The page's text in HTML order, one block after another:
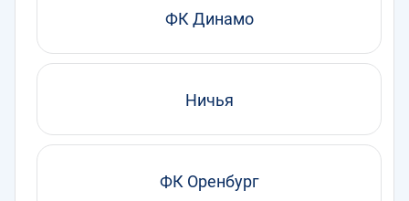
ФК Динамо
Ничья
ФК Оренбург